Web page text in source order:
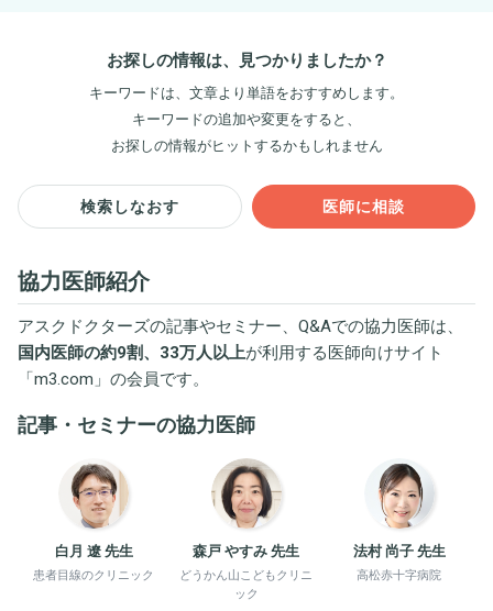
お探しの情報は、見つかりましたか？
キーワードは、文章より単語をおすすめします。
キーワードの追加や変更をすると、
お探しの情報がヒットするかもしれません
検索しなおす 医師に相談
協力医師紹介
アスクドクターズの記事やセミナー、Q&Aでの協力医師は、
国内医師の約9割、33万人以上が利用する医師向けサイト
「m3.com 」の会員です。
記事・セミナーの協力医師
白月 遼 先生
患者目線のクリニック
森戸 やすみ 先生
どうかん山こどもクリニ
ック
法村 尚子 先生
高松赤十字病院